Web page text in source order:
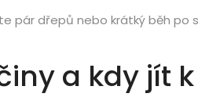
pár dřepů nebo krátký běh po
a kdy jít